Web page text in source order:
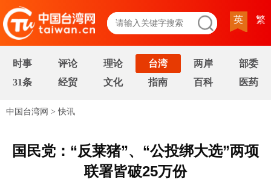
英 繁
时事 评论 理论 台湾 两岸
部委
31条
经贸 文化 指南 百科 医药
中国台湾网 >快讯
国民党：“反莱猪”、“公投绑大选”两项
联署皆破25万份